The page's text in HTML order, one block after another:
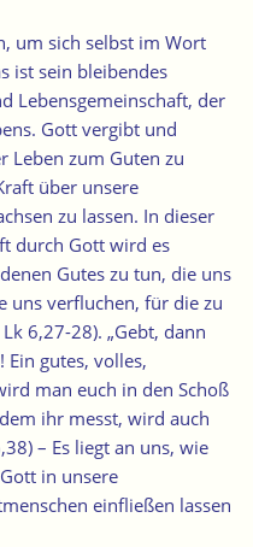
um sich selbst im Wort
ist sein bleibendes
Lebensgemeinschaft, der
Gott vergibt und
Leben zum Guten zu
über unsere
zu lassen. In dieser
durch Gott wird es
Gutes zu tun, die uns
uns verfluchen, für die zu
6,27-28). „Gebt, dann
gutes, volles,
man euch in den Schoß
ihr messt, wird auch
– Es liegt an uns, wie
in unsere
einfließen lassen